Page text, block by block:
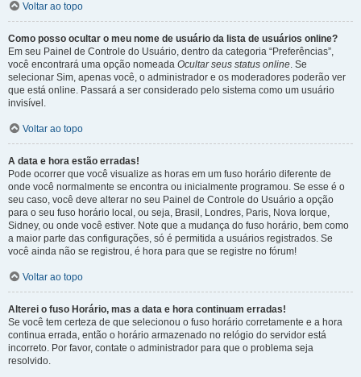
Voltar ao topo
Como posso ocultar o meu nome de usuário da lista de usuários online?
Em seu Painel de Controle do Usuário, dentro da categoria “Preferências”,
você encontrará uma opção nomeada Ocultar seus status online. Se
selecionar Sim, apenas você, o administrador e os moderadores poderão ver
que está online. Passará a ser considerado pelo sistema como um usuário
invisível.
Voltar ao topo
A data e hora estão erradas!
Pode ocorrer que você visualize as horas em um fuso horário diferente de
onde você normalmente se encontra ou inicialmente programou. Se esse é o
seu caso, você deve alterar no seu Painel de Controle do Usuário a opção
para o seu fuso horário local, ou seja, Brasil, Londres, Paris, Nova Iorque,
Sidney, ou onde você estiver. Note que a mudança do fuso horário, bem como
a maior parte das configurações, só é permitida a usuários registrados. Se
você ainda não se registrou, é hora para que se registre no fórum!
Voltar ao topo
Alterei o fuso Horário, mas a data e hora continuam erradas!
Se você tem certeza de que selecionou o fuso horário corretamente e a hora
continua errada, então o horário armazenado no relógio do servidor está
incorreto. Por favor, contate o administrador para que o problema seja
resolvido.